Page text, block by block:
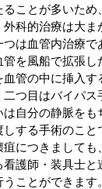
ことが多いため
科的治療は大
は血管内治療で
管を風船で拡張し
管の中に挿入す
つ目はバイパス
自分の静脈をも
する手術のこと
疽につきましても
看護師・装具士と
ことができます。